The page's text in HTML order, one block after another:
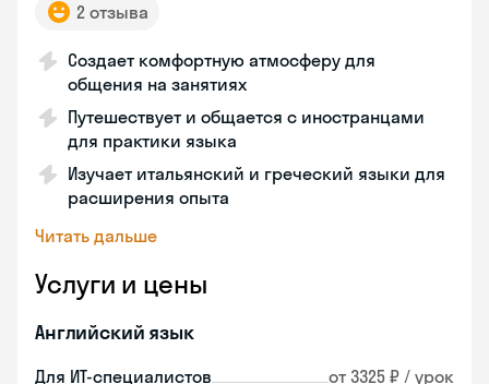
2 отзыва
Создает комфортную атмосферу для
общения на занятиях
Путешествует и общается с иностранцами
для практики языка
Изучает итальянский и греческий языки для
расширения опыта
Читать дальше
Услуги и цены
Английский язык
Для ИТ-специалистов от 3325 ₽ / урок